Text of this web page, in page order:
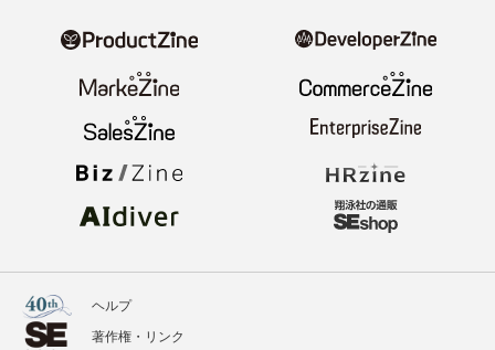
ヘルプ
著作権・リンク